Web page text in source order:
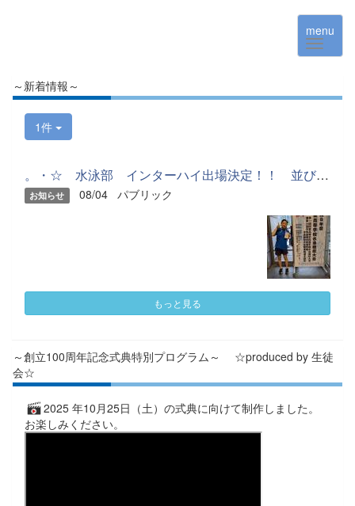
menu
～新着情報～
1件
。・☆ 水泳部 インターハイ出場決定！！ 並びに 大会報告 ☆...
お知らせ 08/04 パブリック
もっと見る
～創立100周年記念式典特別プログラム～ ☆produced by 生徒
会☆
2025 年10月25日（土）の式典に向けて制作しました。
お楽しみください。